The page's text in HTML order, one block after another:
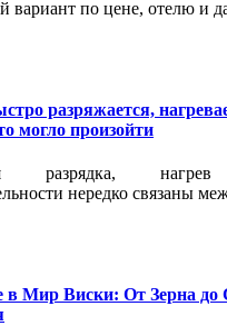
вариант по цене, отелю и
разряжается,
могло произойти
разрядка,
нередко связаны
в Мир Виски: От Зерна до